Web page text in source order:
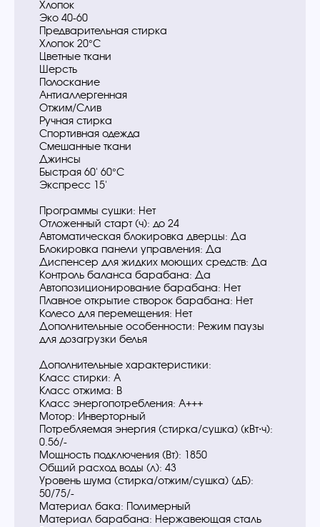
Хлопок
Эко 40-60
Предварительная стирка
Хлопок 20°C
Цветные ткани
Шерсть
Полоскание
Антиаллергенная
Отжим/Слив
Ручная стирка
Спортивная одежда
Смешанные ткани
Джинсы
Быстрая 60' 60°C
Экспресс 15'
Программы сушки: Нет
Отложенный старт (ч): до 24
Автоматическая блокировка дверцы: Да
Блокировка панели управления: Да
Диспенсер для жидких моющих средств: Да
Контроль баланса барабана: Да
Автопозиционирование барабана: Нет
Плавное открытие створок барабана: Нет
Колесо для перемещения: Нет
Дополнительные особенности: Режим паузы
для дозагрузки белья
Дополнительные характеристики:
Класс стирки: A
Класс отжима: B
Класс энергопотребления: A+++
Мотор: Инверторный
Потребляемая энергия (стирка/сушка) (кВт⋅ч):
0.56/-
Мощность подключения (Вт): 1850
Общий расход воды (л): 43
Уровень шума (стирка/отжим/сушка) (дБ):
50/75/-
Материал бака: Полимерный
Материал барабана: Нержавеющая сталь